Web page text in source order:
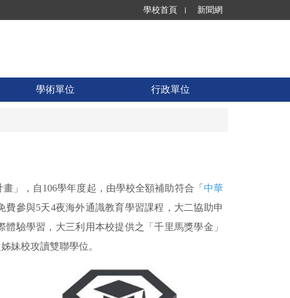
學校首頁 新聞網
學術單位 行政單位
」，自106學年度起，由學校全額補助符合「 中華
費參與5天4夜海外通識教育學習課程，大二協助申
驗學習，大三利用本校提供之「千里馬獎學金」
妹校攻讀雙聯學位。